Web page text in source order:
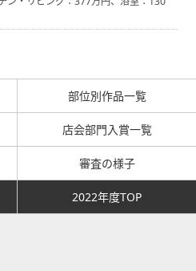
部位別作品一覧
店会部門入賞一覧
審査の様子
2022年度TOP